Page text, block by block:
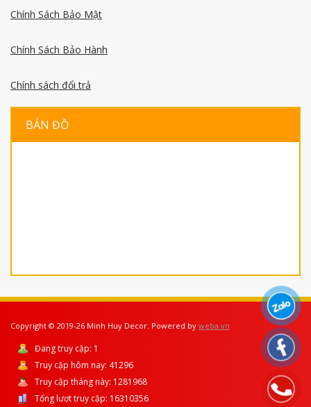
Chính Sách Bảo Mật
Chính Sách Bảo Hành
Chính sách đổi trả
BẢN ĐỒ
Copyright © 2019-26 Minh Huy Decor. Powered by weba.vn
Đang truy cập: 1
Truy cập hôm nay: 41296
Truy cập tháng này: 1281968
Tổng lượt truy cập: 16310356